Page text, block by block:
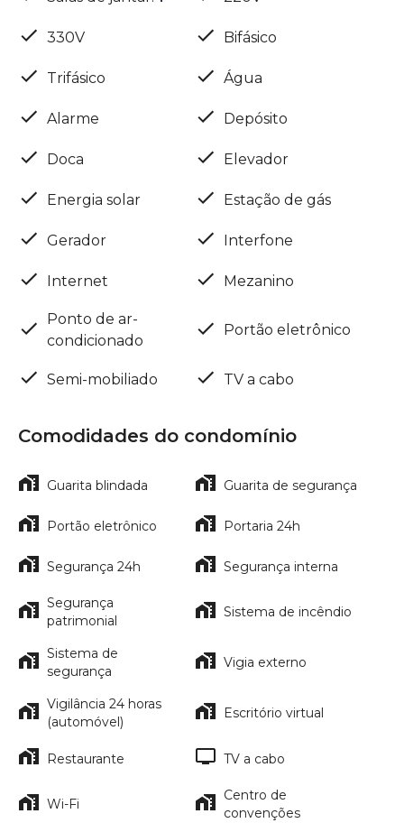
330V Bifásico
Trifásico Água
Alarme Depósito
Doca Elevador
Energia solar Estação de gás
Gerador Interfone
Internet Mezanino
Ponto de ar-
condicionado
Portão eletrônico
Semi-mobiliado TV a cabo
Comodidades do condomínio
Guarita blindada Guarita de segurança
Portão eletrônico Portaria 24h
Segurança 24h Segurança interna
Segurança
patrimonial
Sistema de incêndio
Sistema de
segurança
Vigia externo
Vigilância 24 horas
(automóvel)
Escritório virtual
Restaurante TV a cabo
Wi-Fi
Centro de
convenções